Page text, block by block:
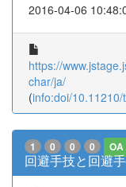
2016-04-06
https://
char/ja/
(info:doi/
1 0 0 0 OA
回避手技と回避